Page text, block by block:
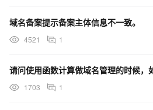
域名备案提示备案主体信息不一致。
4521 1
1703 1